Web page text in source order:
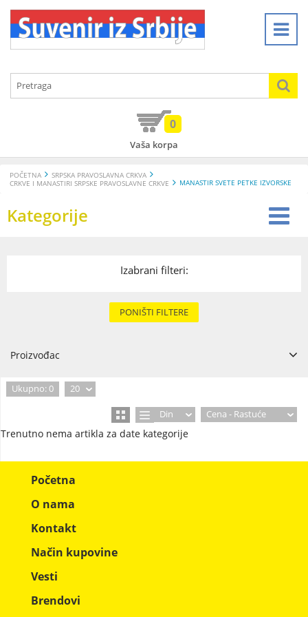
Vaša korpa
0
POČETNA
SRPSKA PRAVOSLAVNA CRKVA
CRKVE I MANASTIRI SRPSKE PRAVOSLAVNE CRKVE
MANASTIR SVETE PETKE IZVORSKE
Kategorije
Izabrani filteri:
PONIŠTI FILTERE
Proizvođac
Ukupno: 0 20
Din Cena - Rastuće
Trenutno nema artikla za date kategorije
Početna
O nama
Kontakt
Način kupovine
Vesti
Brendovi